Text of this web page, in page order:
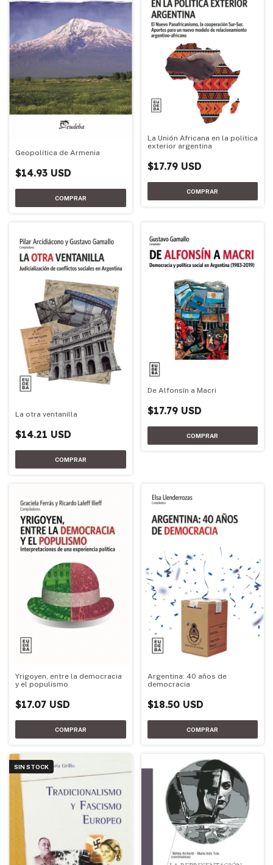
Geopolítica de Armenia
$14.93 USD
La Unión Africana en la política
exterior argentina
$17.79 USD
La otra ventanilla
$14.21 USD
De Alfonsín a Macri
$17.79 USD
Yrigoyen, entre la democracia
y el populismo
$17.07 USD
Argentina: 40 años de
democracia
$18.50 USD
SIN STOCK